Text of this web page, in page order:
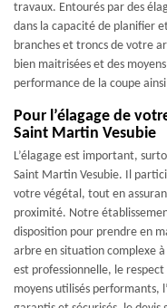
travaux. Entourés par des
dans la capacité de planifier
branches et troncs de votre
bien maitrisées et des
performance de la coupe
Pour l’élagage de
Saint Martin Vesubie
L’élagage est important,
Saint Martin Vesubie. Il
votre végétal, tout en
proximité. Notre
disposition pour prendre en
arbre en situation complexe à
est professionnelle, le
moyens utilisés performants,